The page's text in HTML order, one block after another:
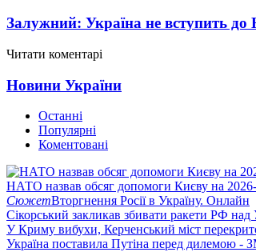
Залужний: Україна не вступить
Читати коментарі
Новини України
Останні
Популярні
Коментовані
НАТО назвав обсяг допомоги Києву на
СюжетВторгнення Росії в Україну. Онлайн
Сікорський закликав збивати ракети РФ над
У Криму вибухи, Керченський міст
Україна поставила Путіна перед дилемою -